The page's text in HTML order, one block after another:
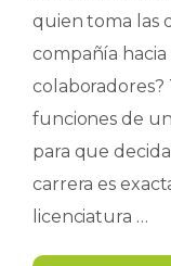
quien toma las
compañía
colaboradores?
funciones de
para que
carrera es
licenciatura …